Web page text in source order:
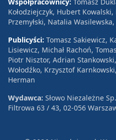
Kołodziejczyk, Hubert
Przemyłski, Natalia
Publicyści: Tomasz Sakiewicz,
Lisiewicz, Michał Rachoń,
Piotr Nisztor, Adrian
Wołodźko, Krzysztof
Herman
Wydawca: Słowo Niezależne
Filtrowa 63 / 43, 02-056